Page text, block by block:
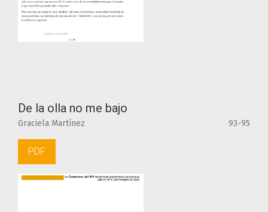
De la olla no me bajo
Graciela Martínez 93-95
PDF